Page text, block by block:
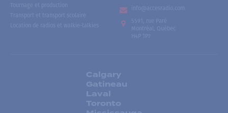
Tournage et production
Transport et transport scolaire
Location de radios et walkie-talkies
info@accesradio.com
5591, rue Paré
Montréal, Québec
H4P 1P7
Calgary
Gatineau
Laval
Toronto